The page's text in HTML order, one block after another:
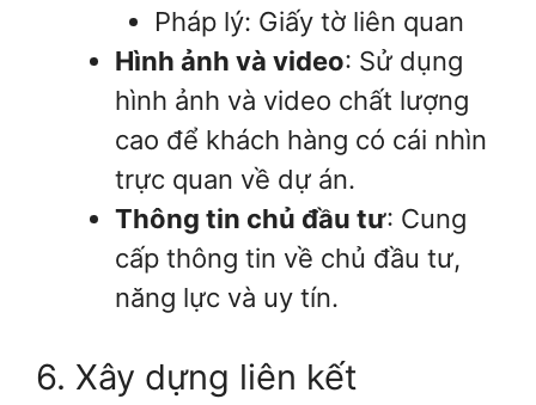
Pháp lý: Giấy tờ liên quan
Hình ảnh và video: Sử dụng
hình ảnh và video chất lượng
cao để khách hàng có cái nhìn
trực quan về dự án.
Thông tin chủ đầu tư: Cung
cấp thông tin về chủ đầu tư,
năng lực và uy tín.
6. Xây dựng liên kết